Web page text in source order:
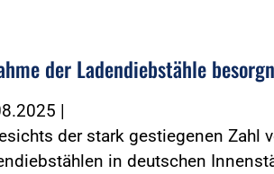
der Ladendiebstähle
|
der stark gestiegenen Zahl
in deutschen